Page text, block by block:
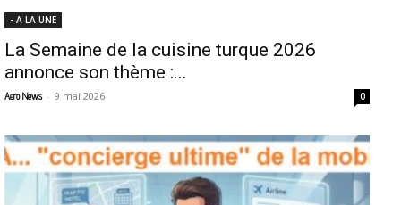
- A LA UNE
La Semaine de la cuisine turque 2026
annonce son thème :...
Aero News - 9 mai 2026 0